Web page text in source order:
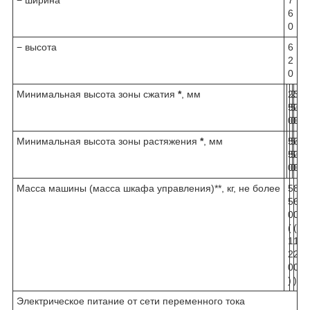
6
0
− высота
6
2
0
Минимальная высота зоны сжатия *, мм
2
5
0
2
5
0
3
0
0
3
0
0
Минимальная высота зоны растяжения *, мм
5
5
0
5
5
0
6
0
0
6
0
0
Масса машины (масса шкафа управления)**, кг, не более
5
5
0
(
1
2
0
)
8
6
0
(
1
2
0
)
Электрическое питание от сети переменного тока